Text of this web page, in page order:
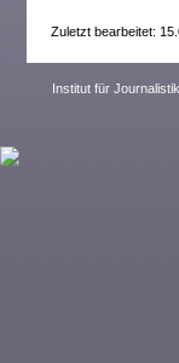
Zuletzt bearbeitet:
Institut für